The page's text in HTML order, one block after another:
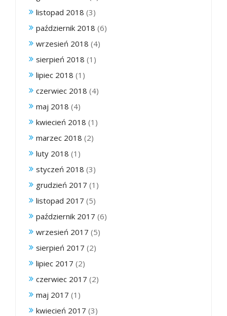
listopad 2018 (3)
październik 2018 (6)
wrzesień 2018 (4)
sierpień 2018 (1)
lipiec 2018 (1)
czerwiec 2018 (4)
maj 2018 (4)
kwiecień 2018 (1)
marzec 2018 (2)
luty 2018 (1)
styczeń 2018 (3)
grudzień 2017 (1)
listopad 2017 (5)
październik 2017 (6)
wrzesień 2017 (5)
sierpień 2017 (2)
lipiec 2017 (2)
czerwiec 2017 (2)
maj 2017 (1)
kwiecień 2017 (3)